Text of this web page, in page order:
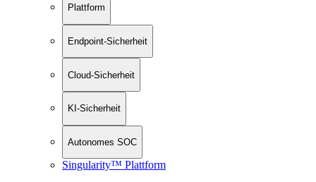
Plattform
Endpoint-Sicherheit
Cloud-Sicherheit
KI-Sicherheit
Autonomes SOC
Singularity™ Plattform